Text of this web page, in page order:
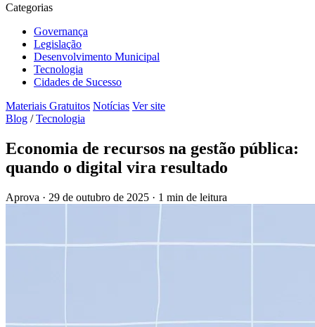
Categorias
Governança
Legislação
Desenvolvimento Municipal
Tecnologia
Cidades de Sucesso
Materiais Gratuitos Notícias Ver site
Blog / Tecnologia
Economia de recursos na gestão pública:
quando o digital vira resultado
Aprova · 29 de outubro de 2025 · 1 min de leitura